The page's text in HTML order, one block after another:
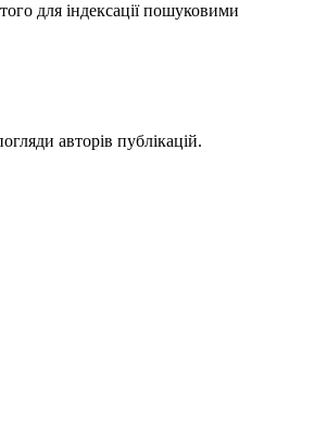
для індексації пошуковими
авторів публікацій.